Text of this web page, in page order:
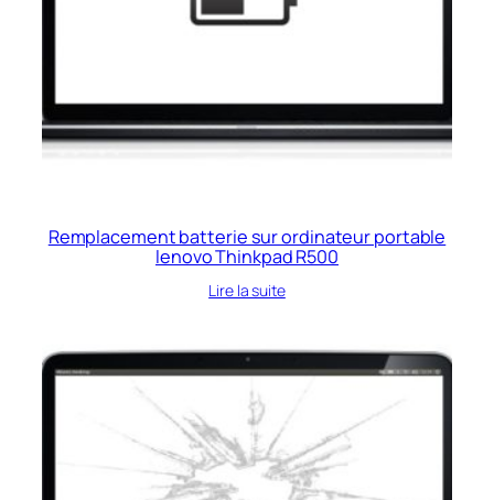
Remplacement batterie sur ordinateur portable
lenovo Thinkpad R500
Lire la suite